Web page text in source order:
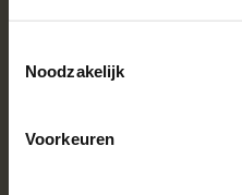
Noodzakelijk
Voorkeuren
Gebruik geen kranten,
zorgen voor veel
Aanvullende tips